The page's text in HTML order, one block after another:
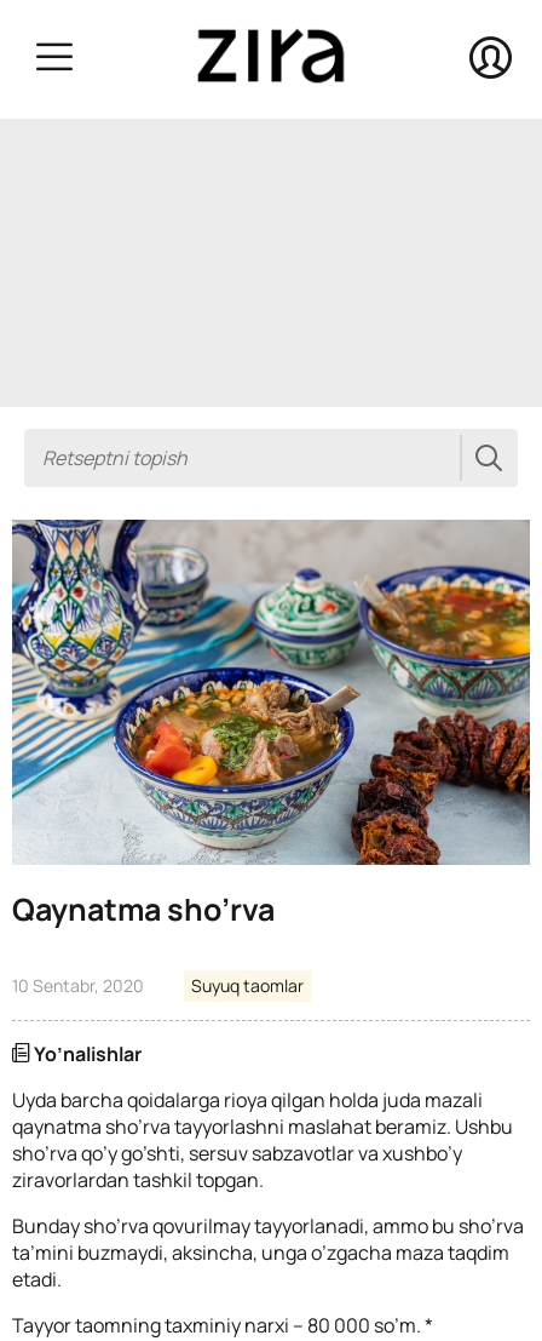
Qaynatma sho’rva
10 Sentabr, 2020 Suyuq taomlar
Yo’nalishlar
Uyda barcha qoidalarga rioya qilgan holda juda mazali
qaynatma sho’rva tayyorlashni maslahat beramiz. Ushbu
sho’rva qo’y go’shti, sersuv sabzavotlar va xushbo’y
ziravorlardan tashkil topgan.
Bunday sho’rva qovurilmay tayyorlanadi, ammo bu sho’rva
ta’mini buzmaydi, aksincha, unga o’zgacha maza taqdim
etadi.
Tayyor taomning taxminiy narxi – 80 000 so’m. *